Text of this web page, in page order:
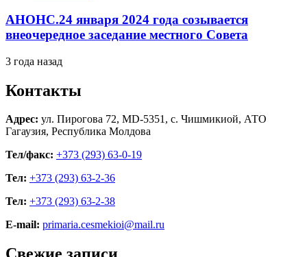
АНОНС.24 января 2024 года созывается
внеочередное заседание местного Совета
3 года назад
Контакты
Адрес: ул. Пирогова 72, MD-5351, с. Чишмикиой, АТО
Гагаузия, Республика Молдова
Тел/факс: +373 (293) 63-0-19
Тел: +373 (293) 63-2-36
Тел: +373 (293) 63-2-38
E-mail: primaria.cesmekioi@mail.ru